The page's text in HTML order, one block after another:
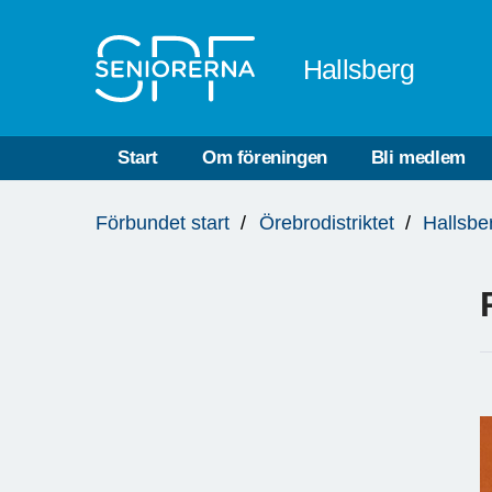
Hallsberg
Start Om föreningen Bli medlem
är
Förbundet start Örebrodistriktet